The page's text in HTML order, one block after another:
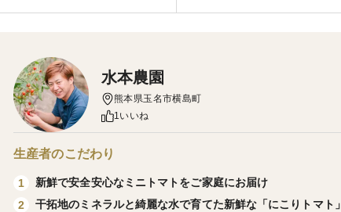
水本農園
熊本県玉名市横島町
1いいね
生産者のこだわり
1
新鮮で安全安心なミニトマトをご家庭にお届け
2
干拓地のミネラルと綺麗な水で育てた新鮮な「にこりトマト」